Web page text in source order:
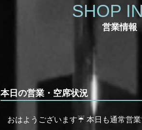
SHOP
営業情報
本日の営業・空席状況
おはようございます☔️ 本日も通常営